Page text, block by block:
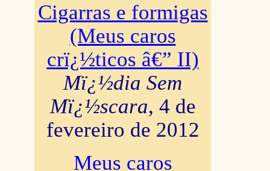
Cigarras e formigas
(Meus caros
crï¿½ticos â€” II)
Mï¿½dia Sem
Mï¿½scara, 4 de
fevereiro de 2012
Meus caros